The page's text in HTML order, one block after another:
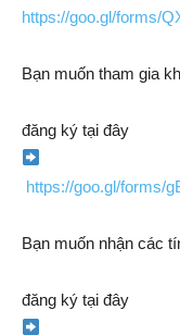
https://goo.gl/forms/
Bạn muốn tham gia
đăng ký tại đây
https://goo.gl/forms/
Bạn muốn nhận các
đăng ký tại đây